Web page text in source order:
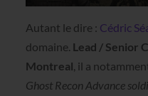
Autant le dire : Cédric
domaine. Lead / Senior
Montreal, il a
Ghost Recon Advance